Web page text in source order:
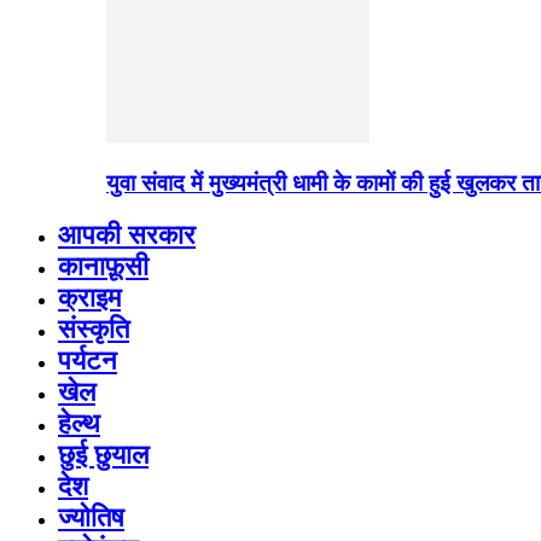
युवा संवाद में मुख्यमंत्री धामी के कामों की हुई खुलकर
आपकी सरकार
कानाफ़ूसी
क्राइम
संस्कृति
पर्यटन
खेल
हेल्थ
छुई छुयाल
देश
ज्योतिष